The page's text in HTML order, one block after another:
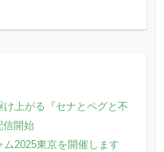
上がる『セナとペグと不
信開始
2025東京を開催します